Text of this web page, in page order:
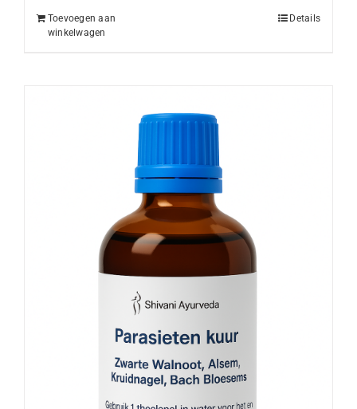
Toevoegen aan
winkelwagen
Details